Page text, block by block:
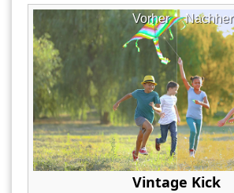
Nachher
Vorher
Vintage Kick